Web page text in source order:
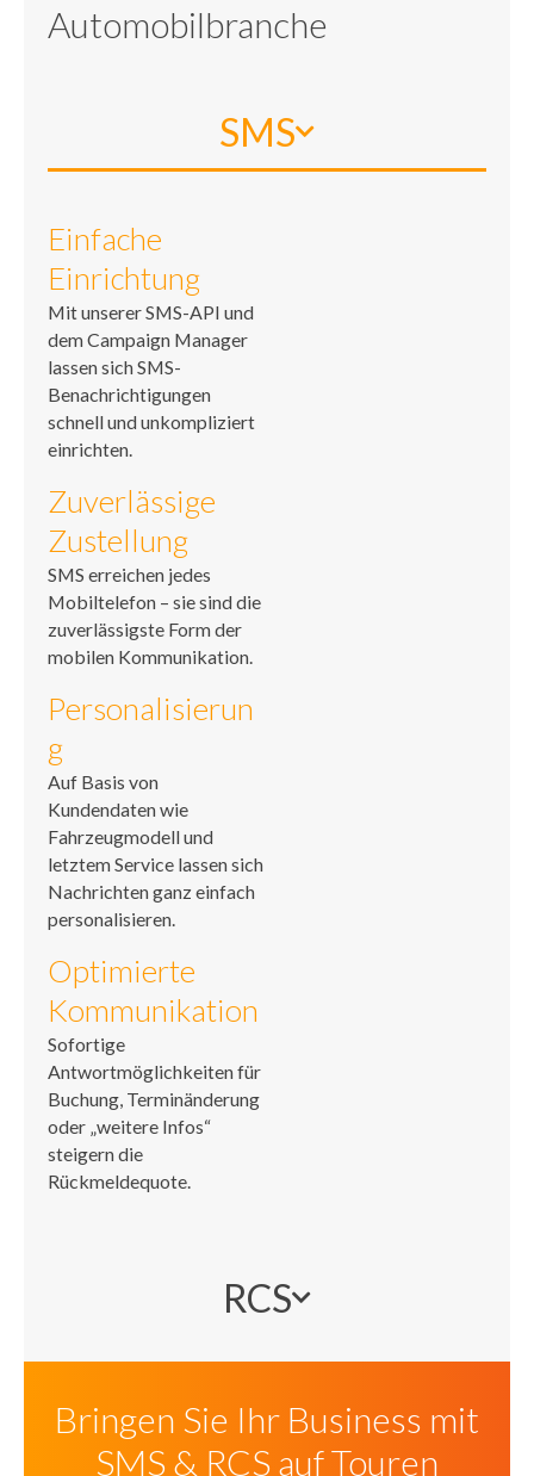
Automobilbranche
SMS
RCS
Einfache
Einrichtung
Mit unserer SMS-API und
dem Campaign Manager
lassen sich SMS-
Benachrichtigungen
schnell und unkompliziert
einrichten.
Zuverlässige
Zustellung
SMS erreichen jedes
Mobiltelefon – sie sind die
zuverlässigste Form der
mobilen Kommunikation.
Personalisierun
g
Auf Basis von
Kundendaten wie
Fahrzeugmodell und
letztem Service lassen sich
Nachrichten ganz einfach
personalisieren.
Optimierte
Kommunikation
Sofortige
Antwortmöglichkeiten für
Buchung, Terminänderung
oder „weitere Infos“
steigern die
Rückmeldequote.
Bringen Sie Ihr Business mit
SMS & RCS auf Touren